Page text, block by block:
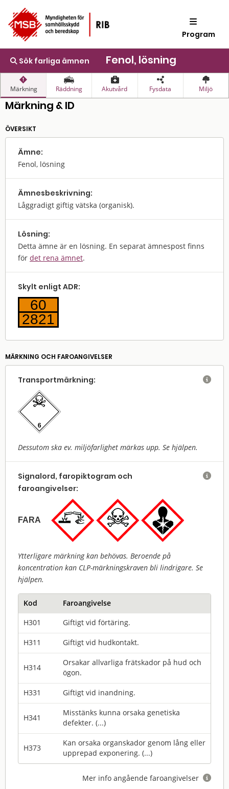
Program
Sök farliga ämnen Fenol, lösning
Märkning Räddning Akutvård Fysdata Miljö
Märkning & ID
ÖVERSIKT
Ämne:
Fenol, lösning
Ämnes­beskrivning:
Låggradigt giftig vätska (organisk).
Lösning:
Detta ämne är en lösning. En separat ämnespost finns
för det rena ämnet.
Skylt enligt ADR:
60
2821
MÄRKNING OCH FAROANGIVELSER
Transport­märkning:
Dessutom ska ev. miljöfarlighet märkas upp. Se hjälpen.

Signalord, faropiktogram och
faroangivelser:
FARA
Ytterligare märkning kan behövas. Beroende på
koncentration kan CLP-märkningskraven bli lindrigare. Se
hjälpen.

Kod
Faroangivelse
H301
Giftigt vid förtäring.
H311 Giftigt vid hudkontakt.
H314
Orsakar allvarliga frätskador på hud och
ögon.
H331 Giftigt vid inandning.
H341
Misstänks kunna orsaka genetiska
defekter. (...)
H373
Kan orsaka organskador genom lång eller
upprepad exponering. (...)
Mer info angående faroangivelser 